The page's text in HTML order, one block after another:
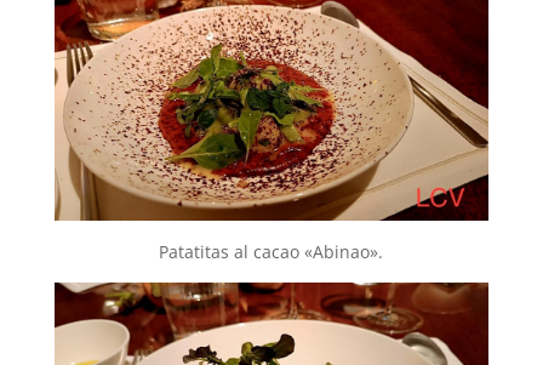
Patatitas al cacao «Abinao».